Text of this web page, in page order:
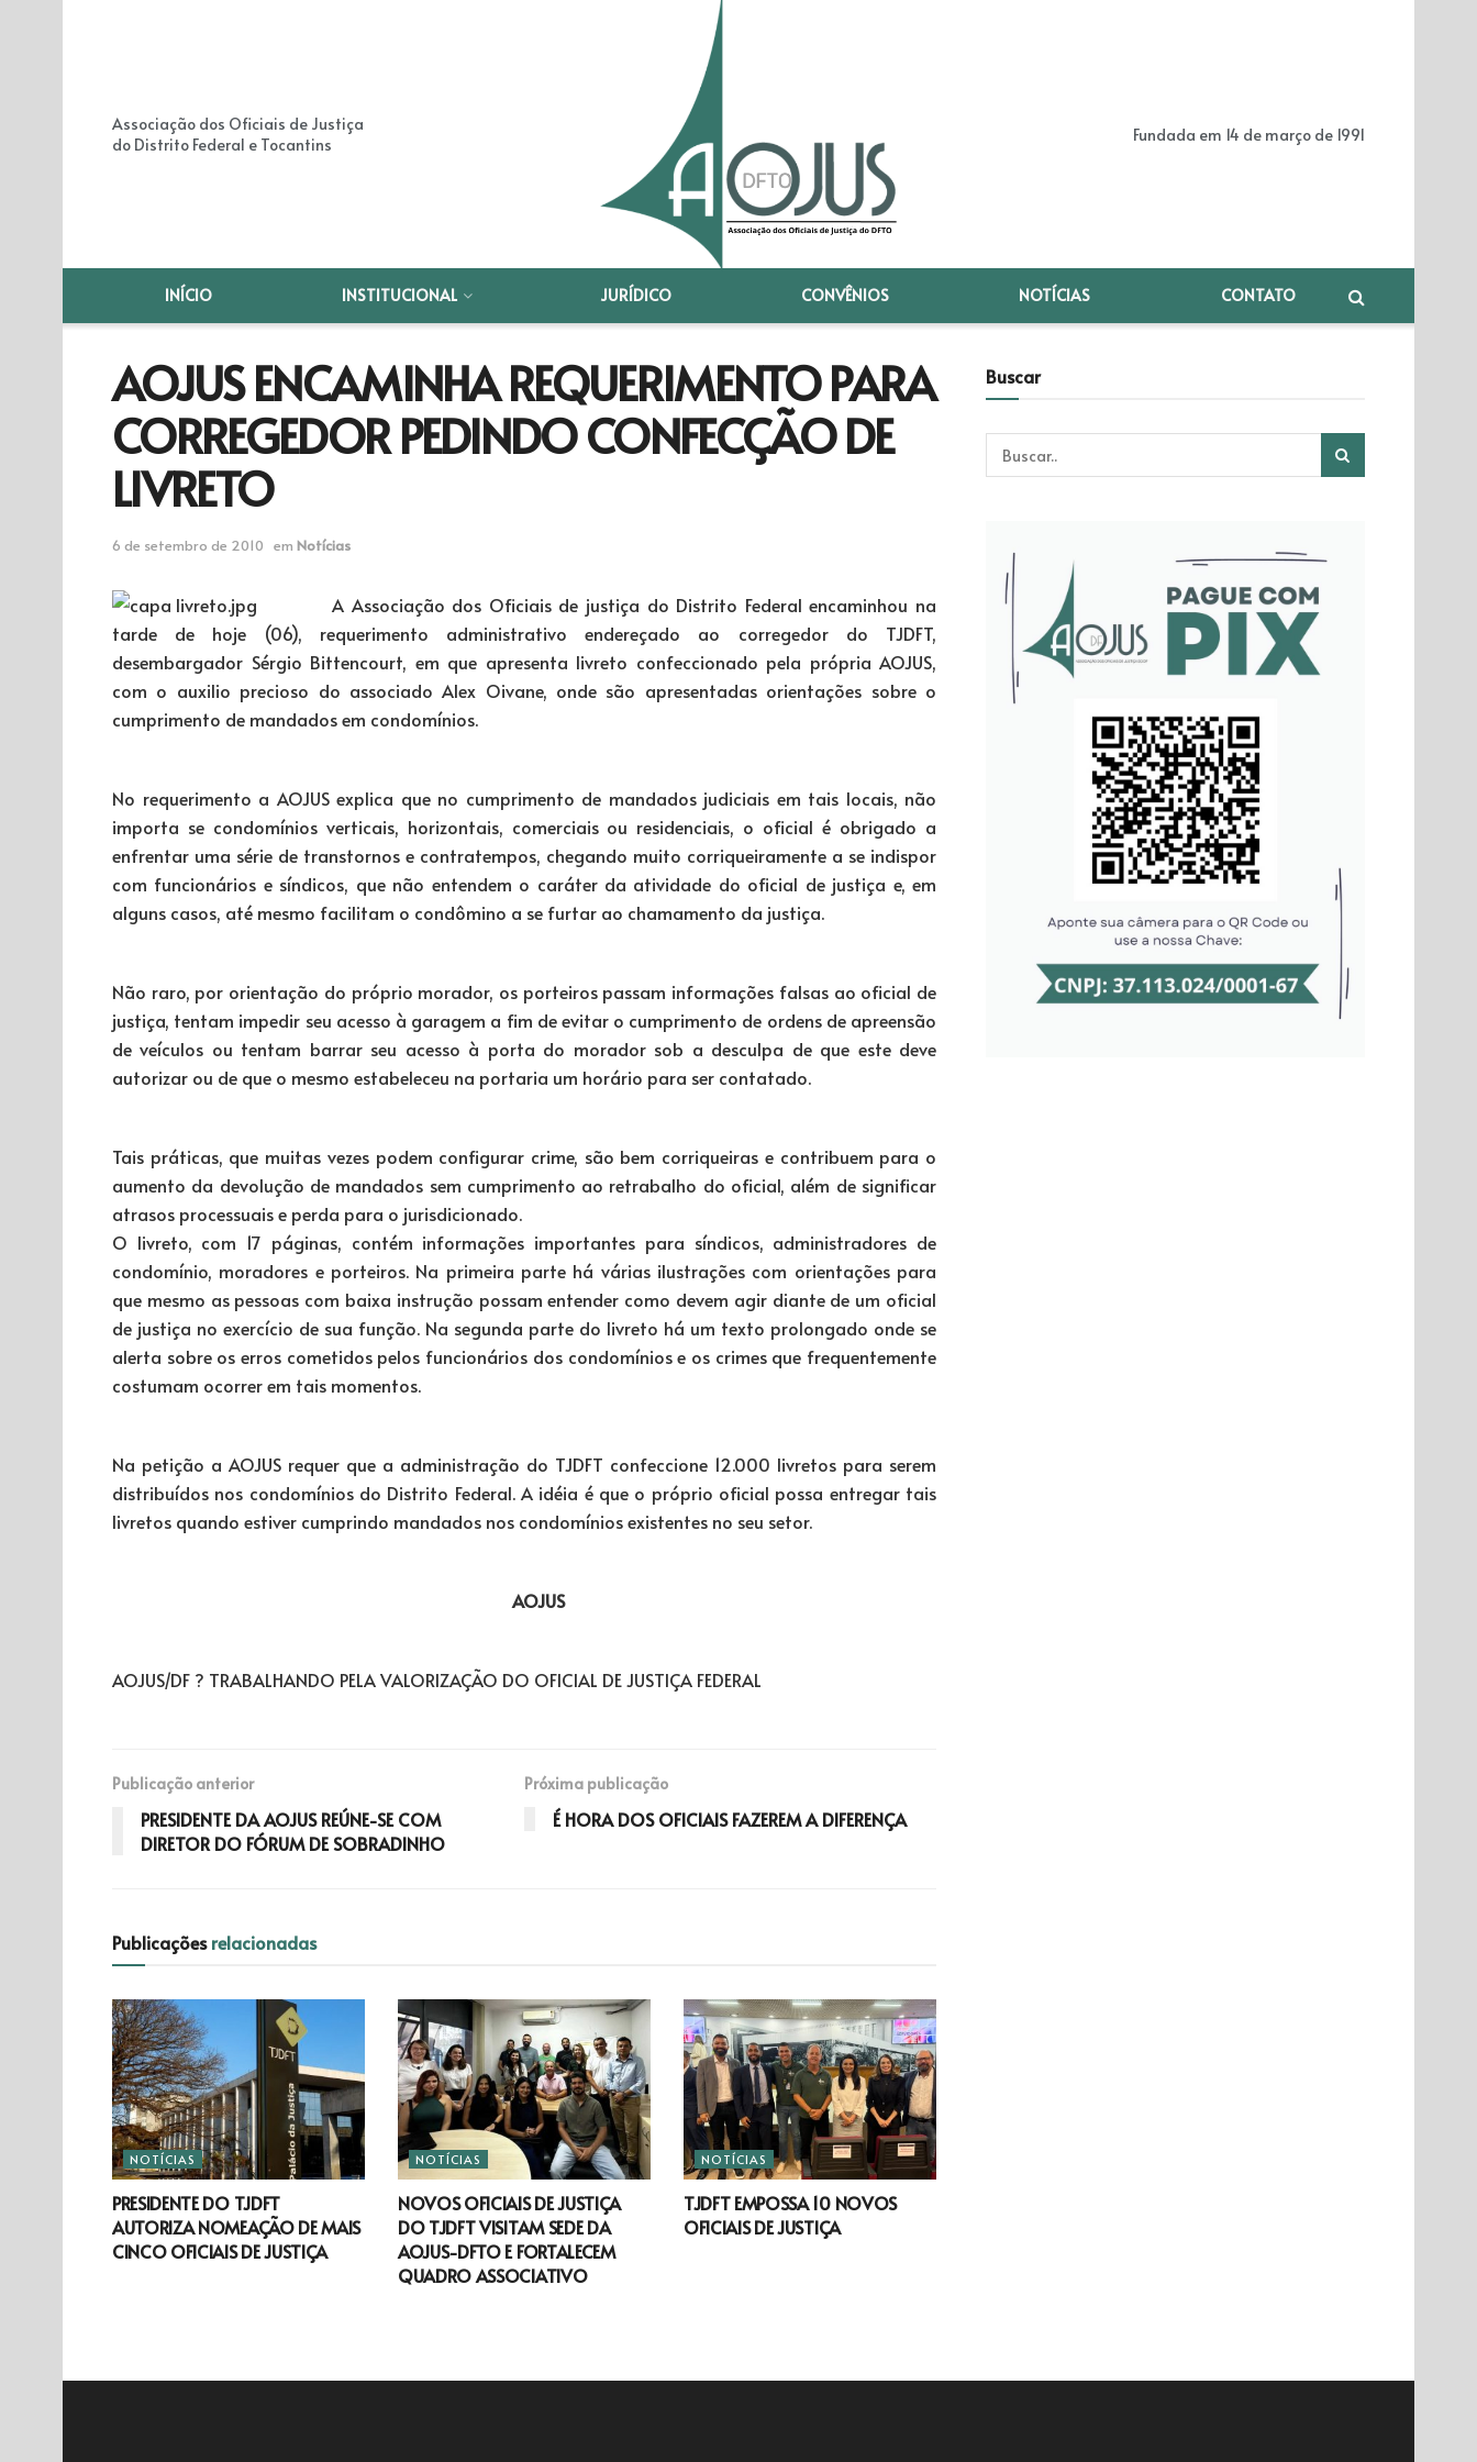
Associação dos Oficiais de Justiça
do Distrito Federal e Tocantins
Fundada em 14 de março de 1991
INÍCIO INSTITUCIONAL JURÍDICO CONVÊNIOS NOTÍCIAS CONTATO
AOJUS ENCAMINHA REQUERIMENTO PARA
CORREGEDOR PEDINDO CONFECÇÃO DE
LIVRETO
6 de setembro de 2010 em Notícias
A Associação dos Oficiais de justiça do Distrito Federal encaminhou na
tarde de hoje (06), requerimento administrativo endereçado ao corregedor do TJDFT,
desembargador Sérgio Bittencourt, em que apresenta livreto confeccionado pela própria AOJUS,
com o auxilio precioso do associado Alex Oivane, onde são apresentadas orientações sobre o
cumprimento de mandados em condomínios.
No requerimento a AOJUS explica que no cumprimento de mandados judiciais em tais locais, não
importa se condomínios verticais, horizontais, comerciais ou residenciais, o oficial é obrigado a
enfrentar uma série de transtornos e contratempos, chegando muito corriqueiramente a se indispor
com funcionários e síndicos, que não entendem o caráter da atividade do oficial de justiça e, em
alguns casos, até mesmo facilitam o condômino a se furtar ao chamamento da justiça.
Não raro, por orientação do próprio morador, os porteiros passam informações falsas ao oficial de
justiça, tentam impedir seu acesso à garagem a fim de evitar o cumprimento de ordens de apreensão
de veículos ou tentam barrar seu acesso à porta do morador sob a desculpa de que este deve
autorizar ou de que o mesmo estabeleceu na portaria um horário para ser contatado.
Tais práticas, que muitas vezes podem configurar crime, são bem corriqueiras e contribuem para o
aumento da devolução de mandados sem cumprimento ao retrabalho do oficial, além de significar
atrasos processuais e perda para o jurisdicionado.
O livreto, com 17 páginas, contém informações importantes para síndicos, administradores de
condomínio, moradores e porteiros. Na primeira parte há várias ilustrações com orientações para
que mesmo as pessoas com baixa instrução possam entender como devem agir diante de um oficial
de justiça no exercício de sua função. Na segunda parte do livreto há um texto prolongado onde se
alerta sobre os erros cometidos pelos funcionários dos condomínios e os crimes que frequentemente
costumam ocorrer em tais momentos.
Na petição a AOJUS requer que a administração do TJDFT confeccione 12.000 livretos para serem
distribuídos nos condomínios do Distrito Federal. A idéia é que o próprio oficial possa entregar tais
livretos quando estiver cumprindo mandados nos condomínios existentes no seu setor.
AOJUS
AOJUS/DF ? TRABALHANDO PELA VALORIZAÇÃO DO OFICIAL DE JUSTIÇA FEDERAL
Publicação anterior
PRESIDENTE DA AOJUS REÚNE-SE COM
DIRETOR DO FÓRUM DE SOBRADINHO
Próxima publicação
É HORA DOS OFICIAIS FAZEREM A DIFERENÇA
Publicaçõesrelacionadas
NOTÍCIAS
PRESIDENTE DO TJDFT
AUTORIZA NOMEAÇÃO DE MAIS
CINCO OFICIAIS DE JUSTIÇA
NOTÍCIAS
NOVOS OFICIAIS DE JUSTIÇA
DO TJDFT VISITAM SEDE DA
AOJUS-DFTO E FORTALECEM
QUADRO ASSOCIATIVO
NOTÍCIAS
TJDFT EMPOSSA 10 NOVOS
OFICIAIS DE JUSTIÇA
Buscar